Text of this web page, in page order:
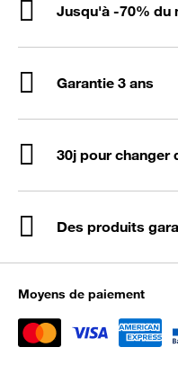
Jusqu'à -70% du
Garantie 3 ans
30j pour changer
Des produits
Moyens de paiement